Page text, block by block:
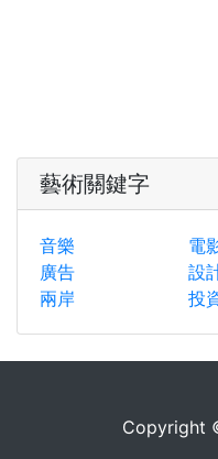
藝術關鍵字
音樂 電
廣告
設
兩岸
投
Copyright